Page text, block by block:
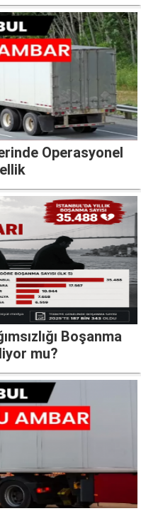
Operasyonel
Boşanma
mu?